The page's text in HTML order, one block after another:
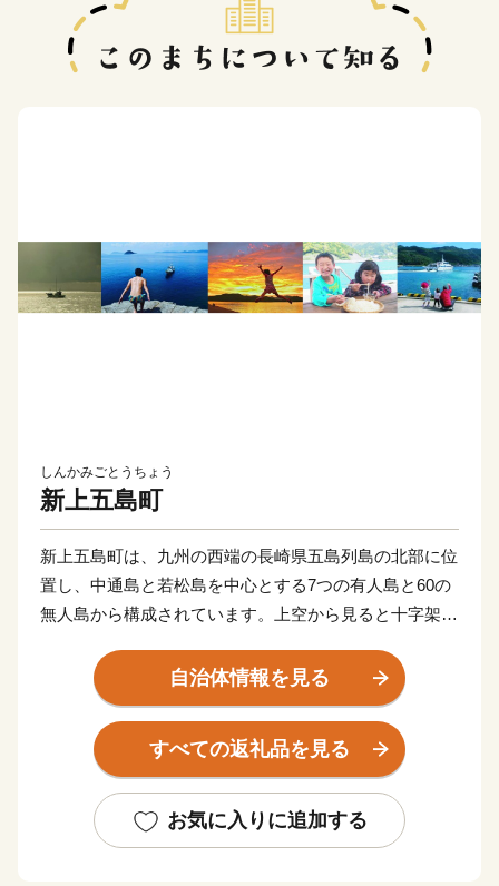
しんかみごとうちょう
新上五島町
新上五島町は、九州の西端の長崎県五島列島の北部に位
置し、中通島と若松島を中心とする7つの有人島と60の
無人島から構成されています。上空から見ると十字架の
まれています。
自治体情報を見る
すべての返礼品を見る
お気に入りに追加する